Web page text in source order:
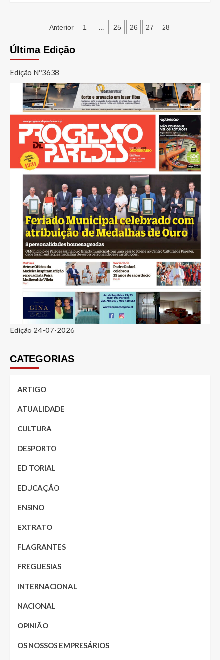
Paginação
dos
conteúdos
Anterior 1 … 25 26 27 28
Última Edição
Edição Nº3638
Edição 24-07-2026
CATEGORIAS
ARTIGO
ATUALIDADE
CULTURA
DESPORTO
EDITORIAL
EDUCAÇÃO
ENSINO
EXTRATO
FLAGRANTES
FREGUESIAS
INTERNACIONAL
NACIONAL
OPINIÃO
OS NOSSOS EMPRESÁRIOS